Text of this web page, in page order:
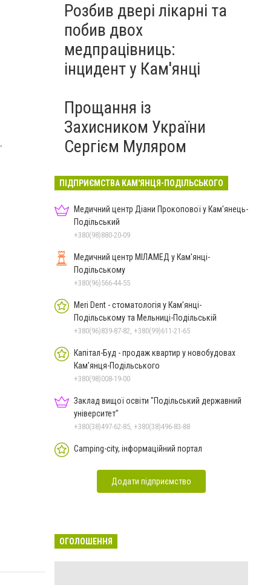
.
Розбив двері лікарні та
побив двох
медпрацівниць:
інцидент у Кам'янці
Прощання із
Захисником України
Сергієм Муляром
ПІДПРИЄМСТВА КАМ'ЯНЦЯ-ПОДІЛЬСЬКОГО
Медичний центр Діани Прокопової у Кам'янець-
Подільський
+380(98)880-20-09
Медичний центр МІЛАМЕД у Кам'янці-
Подільському
+380(96)566-44-55
Meri Dent - стоматологія у Кам’янці-
Подільському та Мельниці-Подільській
+380(96)839-87-82, +380(99)611-21-65
Капітал-Буд - продаж квартир у новобудовах
Кам’янця-Подільського
+380(98)008-19-00
Заклад вищої освіти "Подільський державний
університет"
+380(38)497-62-85, +380(38)496-83-88
Camping-city, інформаційний портал
Додати підприємство
ОГОЛОШЕННЯ